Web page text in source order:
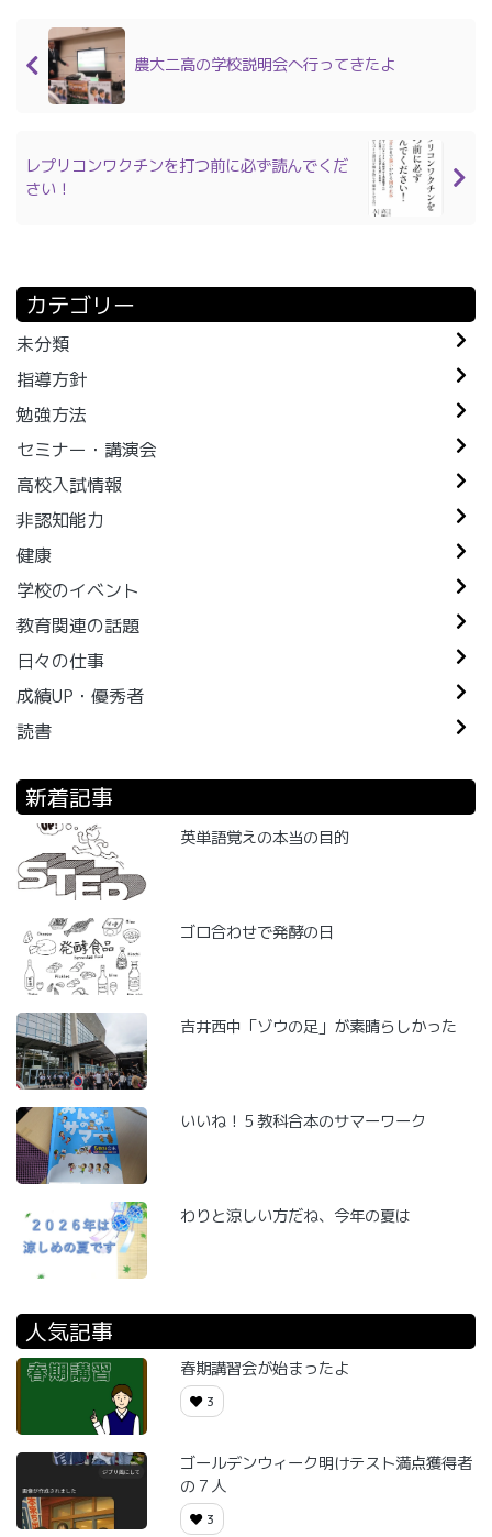
農大二高の学校説明会へ行ってきたよ
レプリコンワクチンを打つ前に必ず読んでくだ
さい！
カテゴリー
未分類
指導方針
勉強方法
セミナー・講演会
高校入試情報
非認知能力
健康
学校のイベント
教育関連の話題
日々の仕事
成績UP・優秀者
読書
新着記事
英単語覚えの本当の目的
ゴロ合わせで発酵の日
吉井西中「ゾウの足」が素晴らしかった
いいね！５教科合本のサマーワーク
わりと涼しい方だね、今年の夏は
人気記事
春期講習会が始まったよ
3
ゴールデンウィーク明けテスト満点獲得者
の７人
3